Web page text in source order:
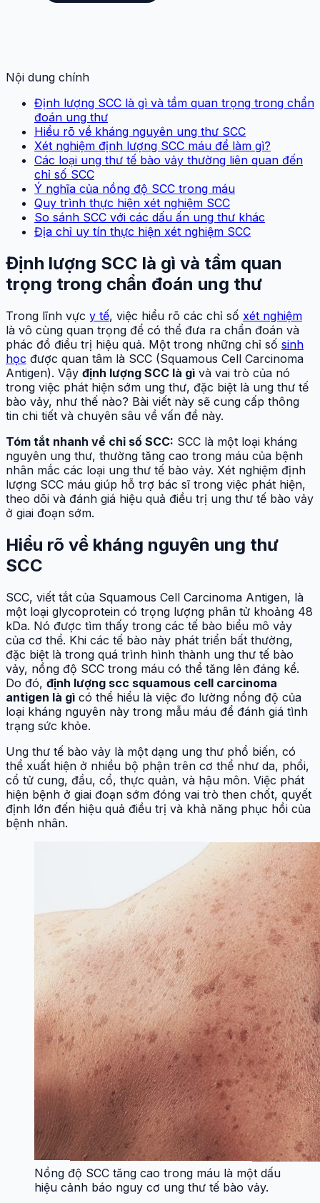
Nội dung chính
Định lượng SCC là gì và tầm quan trọng trong chẩn
đoán ung thư
Hiểu rõ về kháng nguyên ung thư SCC
Xét nghiệm định lượng SCC máu để làm gì?
Các loại ung thư tế bào vảy thường liên quan đến
chỉ số SCC
Ý nghĩa của nồng độ SCC trong máu
Quy trình thực hiện xét nghiệm SCC
So sánh SCC với các dấu ấn ung thư khác
Địa chỉ uy tín thực hiện xét nghiệm SCC
Định lượng SCC là gì và tầm quan
trọng trong chẩn đoán ung thư
Trong lĩnh vực y tế, việc hiểu rõ các chỉ số xét nghiệm
là vô cùng quan trọng để có thể đưa ra chẩn đoán và
phác đồ điều trị hiệu quả. Một trong những chỉ số sinh
học được quan tâm là SCC (Squamous Cell Carcinoma
Antigen). Vậy định lượng SCC là gì và vai trò của nó
trong việc phát hiện sớm ung thư, đặc biệt là ung thư tế
bào vảy, như thế nào? Bài viết này sẽ cung cấp thông
tin chi tiết và chuyên sâu về vấn đề này.
Tóm tắt nhanh về chỉ số SCC: SCC là một loại kháng
nguyên ung thư, thường tăng cao trong máu của bệnh
nhân mắc các loại ung thư tế bào vảy. Xét nghiệm định
lượng SCC máu giúp hỗ trợ bác sĩ trong việc phát hiện,
theo dõi và đánh giá hiệu quả điều trị ung thư tế bào vảy
ở giai đoạn sớm.
Hiểu rõ về kháng nguyên ung thư
SCC
SCC, viết tắt của Squamous Cell Carcinoma Antigen, là
một loại glycoprotein có trọng lượng phân tử khoảng 48
kDa. Nó được tìm thấy trong các tế bào biểu mô vảy
của cơ thể. Khi các tế bào này phát triển bất thường,
đặc biệt là trong quá trình hình thành ung thư tế bào
vảy, nồng độ SCC trong máu có thể tăng lên đáng kể.
Do đó, định lượng scc squamous cell carcinoma
antigen là gì có thể hiểu là việc đo lường nồng độ của
loại kháng nguyên này trong mẫu máu để đánh giá tình
trạng sức khỏe.
Ung thư tế bào vảy là một dạng ung thư phổ biến, có
thể xuất hiện ở nhiều bộ phận trên cơ thể như da, phổi,
cổ tử cung, đầu, cổ, thực quản, và hậu môn. Việc phát
hiện bệnh ở giai đoạn sớm đóng vai trò then chốt, quyết
định lớn đến hiệu quả điều trị và khả năng phục hồi của
bệnh nhân.
Nồng độ SCC tăng cao trong máu là một dấu
hiệu cảnh báo nguy cơ ung thư tế bào vảy.